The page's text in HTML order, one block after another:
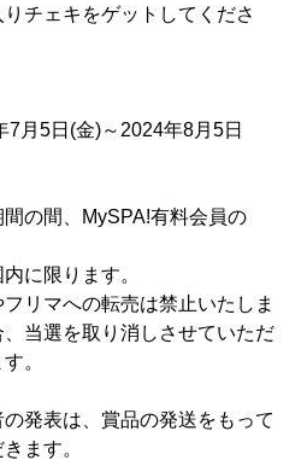
チェキをゲットしてくださ
7月5日(金)～2024年8月5日
の間、MySPA!有料会員の
に限ります。
リマへの転売は禁止いたしま
当選を取り消しさせていただ
。
発表は、賞品の発送をもって
ます。